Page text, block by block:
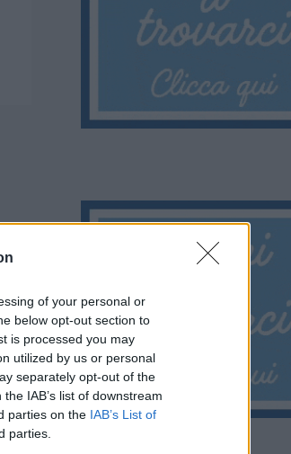
of your personal or
below opt-out section to
is processed you may
utilized by us or personal
separately opt-out of the
IAB’s list of downstream
parties on the IAB’s List of
parties.